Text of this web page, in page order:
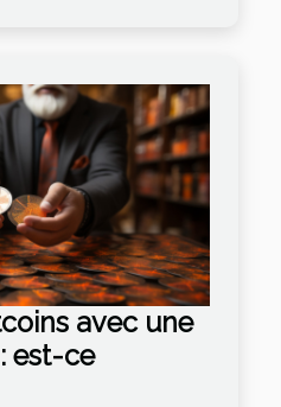
avec une
est-ce